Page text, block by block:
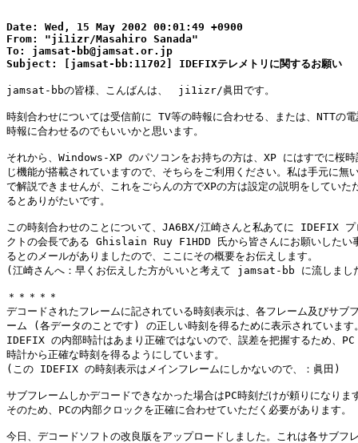
Date: Wed, 15 May 2002 00:01:49 +0900
From: "ji1izr/Masahiro Sanada"
To: jamsat-bb@jamsat.or.jp
jamsat-bbの皆様、こんばんは、　ji1izr/眞田です。
時刻合わせについては受信前に TV等の時報に合わせる、または、NTTの
時報に合わせるのでもいいかと思います。
それから、Windows-XP のパソコンをお持ちの方は、XP にはすでに桜時
じ機能が搭載されていますので、そちらをご利用ください。私は手元に無
で解説できませんが、これをごらんの方でXPの方は設定の説明をしていた
るとありがたいです。
この時刻合わせのことについて、JA6BX/江崎さんと私あてに IDEFIX プ
クトの会長である Ghislain Ruy F1HDD 氏から皆さんにお願いしたい
るとのメールがありましたので、ここにその概要をお伝えします。
(江崎さんへ：早くお伝えした方がいいと考えて jamsat-bb に流しまし
＊＊＊＊＊
デコードされたフレームに記されている時刻表示は、各フレーム及びサブ
ーム (各データのことです) の正しい時刻を得るために表示されています
IDEFIX の内部時計はあまり正確ではないので、誤差を把握するため、
時計から正確な時刻を得るようにしています。
(この IDEFIX の時刻表示はメインフレームにしかないので、：眞田)
サブフレームしかデコードできなかった場合はPC時刻だけが頼りになりま
そのため、PCの内部クロックを正確に合わせていただく必要があります。
今日、デコードソフトの改良版をアップロードしました。これは各サブフ